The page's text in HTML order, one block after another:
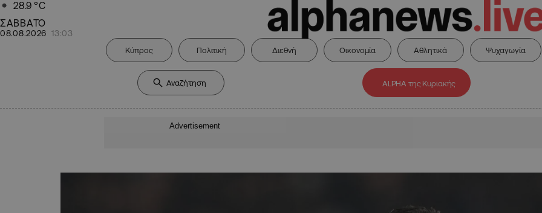
28.9 °C
ΣΑΒΒΑΤΟ
08.08.2026 13:03
Κύπρος Πολιτική Διεθνή Οικονομία Αθλητικά Ψυχαγωγία
ALPHA της Κυριακής
Advertisement